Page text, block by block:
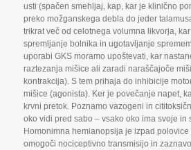
usti (spačen smehljaj, kap, kar je klinično
preko možganskega debla do jeder
trikrat več od celotnega volumna likvorja,
spremljanje bolnika in ugotavljanje
uporabi GKS moramo upoštevati, kar
raztezanja mišice ali zaradi naraščajoče
kontrakcija). S tem prihaja do inhibicije
mišice (agonista). Ker je povečanje napet,
krvni pretok. Poznamo vazogeni in
oko vidi pred sabo – vsako oko ima svoje in
Homonimna hemianopsija je izpad
omogoči nociceptivno transmisijo in